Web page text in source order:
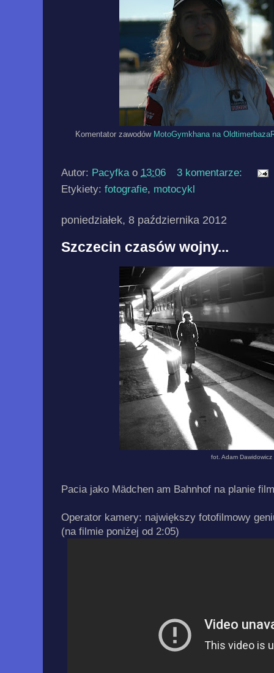
Komentator zawodów MotoGymkhana na
Autor: Pacyfka o 13:06
3 komentarze:
Etykiety: fotografie, motocykl
poniedziałek, 8 października 2012
Szczecin czasów wojny...
fot. Adam Dawidowicz
Pacia jako Mädchen am Bahnhof na planie
Operator kamery: największy fotofilmowy
(na filmie poniżej od 2:05)